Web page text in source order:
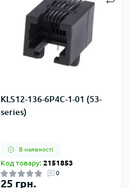
KLS12-136-6P4C-1-01 (53-
series)
В наявності
Код товару: 2151853
0
25 грн.